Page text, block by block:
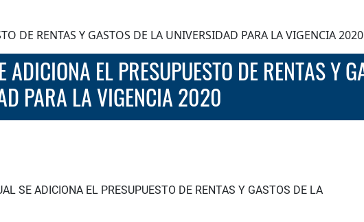
DE RENTAS Y GASTOS DE LA UNIVERSIDAD PARA LA VIGENCIA 2020
PARA LA VIGENCIA 2020
SE ADICIONA EL PRESUPUESTO DE RENTAS Y GASTOS DE LA